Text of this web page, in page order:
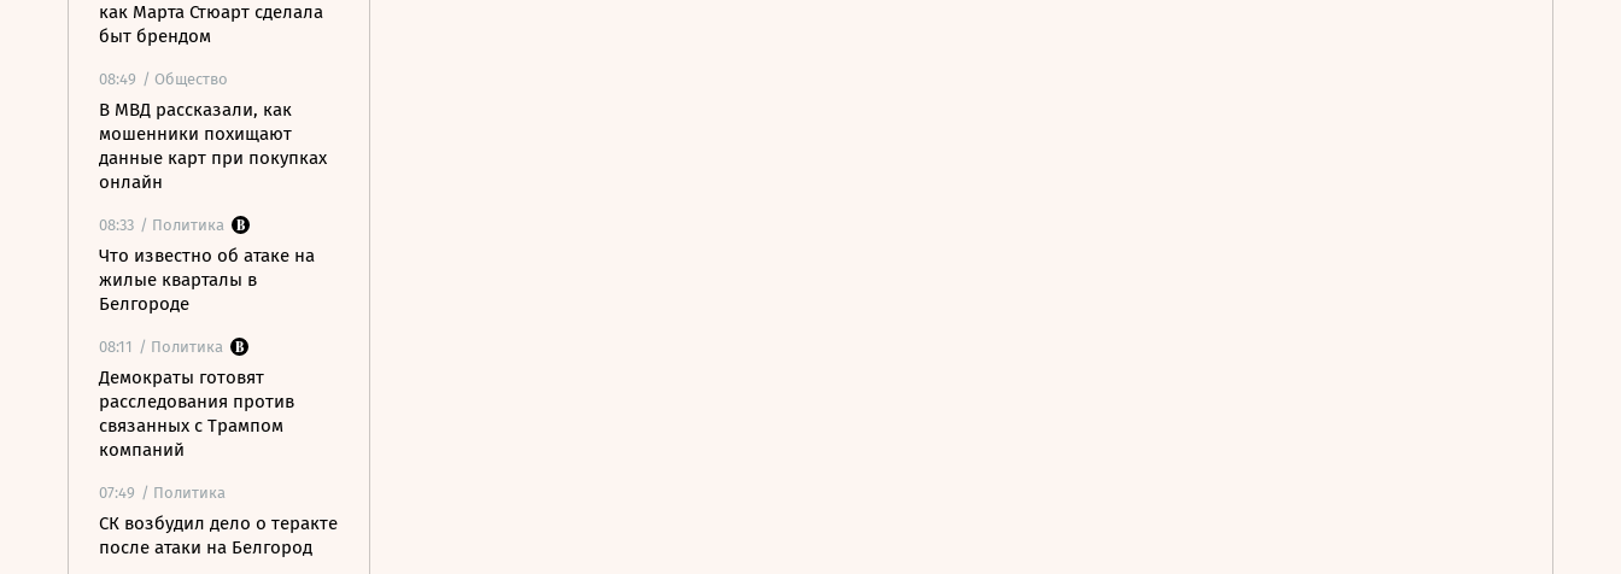
как Марта Стюарт сделала
быт брендом
08:49 / Общество
В МВД рассказали, как
мошенники похищают
данные карт при покупках
онлайн
08:33 / Политика
Что известно об атаке на
жилые кварталы в
Белгороде
08:11 / Политика
Демократы готовят
расследования против
связанных с Трампом
компаний
07:49 / Политика
СК возбудил дело о теракте
после атаки на Белгород